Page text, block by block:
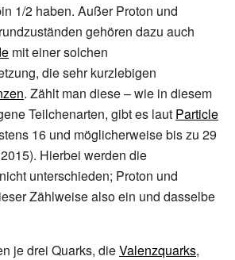
1/2 haben. Außer Proton und
gehören dazu auch
mit einer solchen
die sehr kurzlebigen
. Zählt man diese – wie in diesem
Teilchenarten, gibt es laut Particle
16 und möglicherweise bis zu 29
Hierbei werden die
nicht unterschieden; Proton und
Zählweise also ein und dasselbe
je drei Quarks, dieValenzquarks,